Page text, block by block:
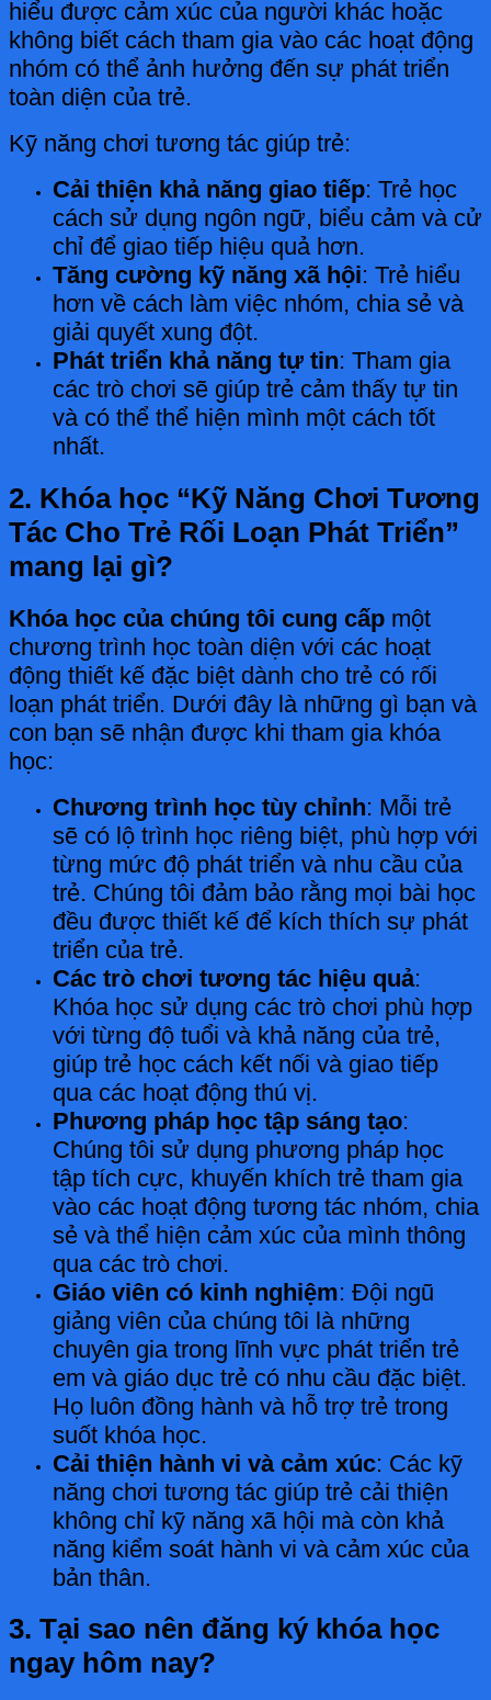
hiểu được cảm xúc của người khác hoặc
không biết cách tham gia vào các hoạt động
nhóm có thể ảnh hưởng đến sự phát triển
toàn diện của trẻ.
Kỹ năng chơi tương tác giúp trẻ:
Cải thiện khả năng giao tiếp: Trẻ học
cách sử dụng ngôn ngữ, biểu cảm và cử
chỉ để giao tiếp hiệu quả hơn.
Tăng cường kỹ năng xã hội: Trẻ hiểu
hơn về cách làm việc nhóm, chia sẻ và
giải quyết xung đột.
Phát triển khả năng tự tin: Tham gia
các trò chơi sẽ giúp trẻ cảm thấy tự tin
và có thể thể hiện mình một cách tốt
nhất.
2. Khóa học “Kỹ Năng Chơi Tương
Tác Cho Trẻ Rối Loạn Phát Triển”
mang lại gì?
Khóa học của chúng tôi cung cấp một
chương trình học toàn diện với các hoạt
động thiết kế đặc biệt dành cho trẻ có rối
loạn phát triển. Dưới đây là những gì bạn và
con bạn sẽ nhận được khi tham gia khóa
học:
Chương trình học tùy chỉnh: Mỗi trẻ
sẽ có lộ trình học riêng biệt, phù hợp với
từng mức độ phát triển và nhu cầu của
trẻ. Chúng tôi đảm bảo rằng mọi bài học
đều được thiết kế để kích thích sự phát
triển của trẻ.
Các trò chơi tương tác hiệu quả:
Khóa học sử dụng các trò chơi phù hợp
với từng độ tuổi và khả năng của trẻ,
giúp trẻ học cách kết nối và giao tiếp
qua các hoạt động thú vị.
Phương pháp học tập sáng tạo:
Chúng tôi sử dụng phương pháp học
tập tích cực, khuyến khích trẻ tham gia
vào các hoạt động tương tác nhóm, chia
sẻ và thể hiện cảm xúc của mình thông
qua các trò chơi.
Giáo viên có kinh nghiệm: Đội ngũ
giảng viên của chúng tôi là những
chuyên gia trong lĩnh vực phát triển trẻ
em và giáo dục trẻ có nhu cầu đặc biệt.
Họ luôn đồng hành và hỗ trợ trẻ trong
suốt khóa học.
Cải thiện hành vi và cảm xúc: Các kỹ
năng chơi tương tác giúp trẻ cải thiện
không chỉ kỹ năng xã hội mà còn khả
năng kiểm soát hành vi và cảm xúc của
bản thân.
3. Tại sao nên đăng ký khóa học
ngay hôm nay?